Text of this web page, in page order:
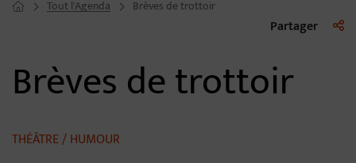
Page d'accueil du site
Tout l'Agenda Brèves de trottoir
Partager
Brèves de trottoir
THÉÂTRE / HUMOUR